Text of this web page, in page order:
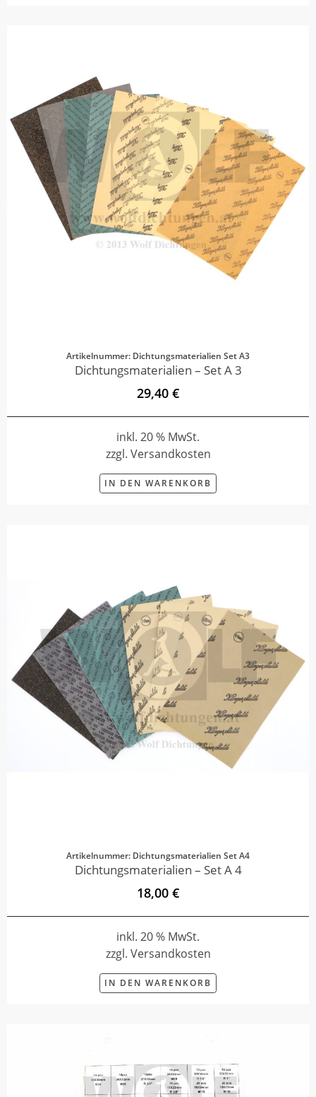
Artikelnummer: Dichtungsmaterialien Set A3
Dichtungsmaterialien – Set A 3
29,40 €
inkl. 20 % MwSt.
zzgl. Versandkosten
IN DEN WARENKORB
Artikelnummer: Dichtungsmaterialien Set A4
Dichtungsmaterialien – Set A 4
18,00 €
inkl. 20 % MwSt.
zzgl. Versandkosten
IN DEN WARENKORB